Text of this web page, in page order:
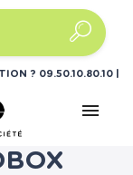
? 09.50.10.80.10
menu
DE